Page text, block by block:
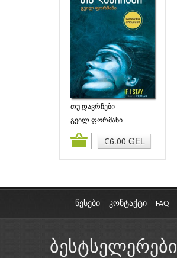
თუ დავრჩები
გეილ ფორმანი
₾6.00 GEL
კალათაში დამატება
წესები კონტაქტი FAQ
ბესტსელერები